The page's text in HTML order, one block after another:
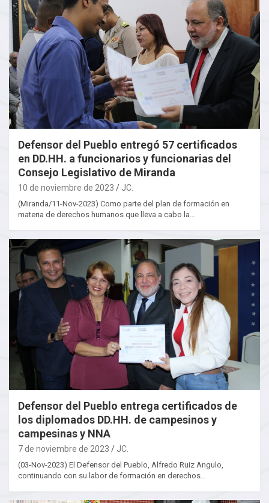
Defensor del Pueblo entregó 57 certificados
en DD.HH. a funcionarios y funcionarias del
Consejo Legislativo de Miranda
10 de noviembre de 2023 JC.
(Miranda/11-Nov-2023) Como parte del plan de formación en
materia de derechos humanos que lleva a cabo la…
Defensor del Pueblo entrega certificados de
los diplomados DD.HH. de campesinos y
campesinas y NNA
7 de noviembre de 2023 JC.
(03-Nov-2023) El Defensor del Pueblo, Alfredo Ruiz Angulo,
continuando con su labor de formación en derechos…